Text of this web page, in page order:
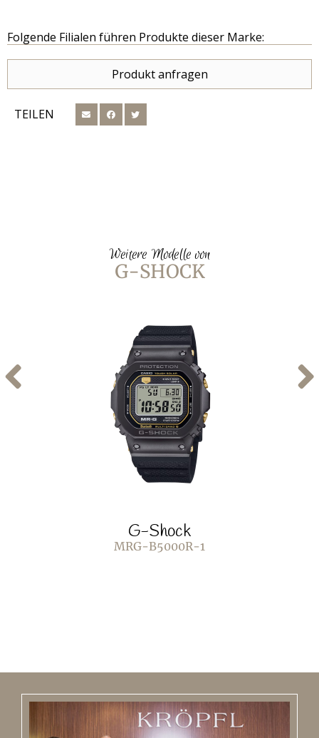
Folgende Filialen führen Produkte dieser Marke:
Produkt anfragen
TEILEN
Weitere Modelle von
G-SHOCK
G-Shock
MRG-B5000R-1